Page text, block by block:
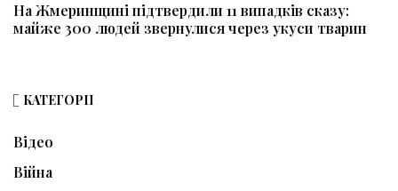
На Жмеринщині підтвердили 11 випадків сказу:
майже 300 людей звернулися через укуси тварин
КАТЕГОРІЇ
Відео
Війна